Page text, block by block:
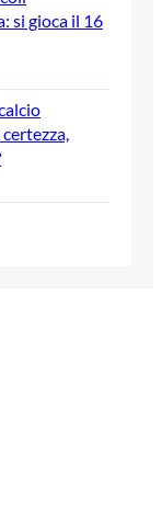
si gioca il 16